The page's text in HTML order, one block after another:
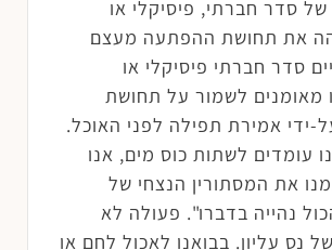
סדר חברתי, פיסיקלי או
את תחושת ההפתעה מעצם
סדר חברתי פיסיקלי או
מאומנים לשמור על תחושת
ידי אמירת תפילה לפני האוכל.
עומדים לשתות כוס מים, אנו
את המסתורין הנצחי של
נהייה בדברו". פעולה לא
נס עליון. בבואנו לאכול לחם או